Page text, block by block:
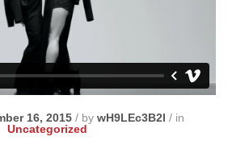
16, 2015 / by wH9LEc3B2l / in
Uncategorized